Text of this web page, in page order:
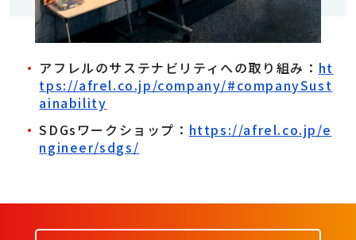
アフレルのサステナビリティへの取り組み： ht
tps://afrel.co.jp/company/#companySust
ainability
SDGsワークショップ： https://afrel.co.jp/e
ngineer/sdgs/